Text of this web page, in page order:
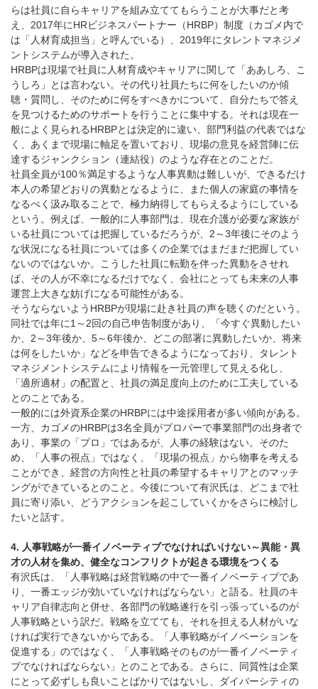
らは社員に自らキャリアを組み立ててもらうことが大事だと考
え、2017年にHRビジネスパートナー（HRBP）制度（カゴメ内で
は「人材育成担当」と呼んでいる）、2019年にタレントマネジメ
ントシステムが導入された。
HRBPは現場で社員に人材育成やキャリアに関して「ああしろ、こ
うしろ」とは言わない。その代り社員たちに何をしたいのか傾
聴・質問し、そのために何をすべきかについて、自分たちで答え
を見つけるためのサポートを行うことに集中する。それは現在一
般によく見られるHRBPとは決定的に違い、部門利益の代表ではな
く、あくまで現場に軸足を置いており、現場の意見を経営陣に伝
達するジャンクション（連結役）のような存在とのことだ。
社員全員が100％満足するような人事異動は難しいが、できるだけ
本人の希望どおりの異動となるように、また個人の家庭の事情を
なるべく汲み取ることで、極力納得してもらえるようにしている
という。例えば、一般的に人事部門は、現在介護が必要な家族が
いる社員については把握しているだろうが、2～3年後にそのよう
な状況になる社員については多くの企業ではまだまだ把握してい
ないのではないか。こうした社員に転勤を伴った異動をさせれ
ば、その人が不幸になるだけでなく、会社にとっても未来の人事
運営上大きな妨げになる可能性がある。
そうならないようHRBPが現場に赴き社員の声を聴くのだという。
同社では年に1～2回の自己申告制度があり、「今すぐ異動したい
か、2～3年後か、5～6年後か、どこの部署に異動したいか、将来
は何をしたいか」などを申告できるようになっており、タレント
マネジメントシステムにより情報を一元管理して見える化し、
「適所適材」の配置と、社員の満足度向上のために工夫している
とのことである。
一般的には外資系企業のHRBPには中途採用者が多い傾向がある。
一方、カゴメのHRBPは3名全員がプロパーで事業部門の出身者で
あり、事業の「プロ」ではあるが、人事の経験はない。そのた
め、「人事の視点」ではなく、「現場の視点」から物事を考える
ことができ、経営の方向性と社員の希望するキャリアとのマッチ
ングができているとのこと。今後について有沢氏は、どこまで社
員に寄り添い、どうアクションを起こしていくかをさらに検討し
たいと話す。
4. 人事戦略が一番イノベーティブでなければいけない～異能・異
才の人材を集め、健全なコンフリクトが起きる環境をつくる
有沢氏は、「人事戦略は経営戦略の中で一番イノベーティブであ
り、一番エッジが効いていなければならない」と語る。社員のキ
ャリア自律志向と併せ、各部門の戦略遂行を引っ張っているのが
人事戦略という訳だ。戦略を立てても、それを担える人材がいな
ければ実行できないからである。「人事戦略がイノベーションを
促進する」のではなく、「人事戦略そのものが一番イノベーティ
ブでなければならない」とのことである。さらに、同質性は企業
にとって必ずしも良いことばかりではないし、ダイバーシティの